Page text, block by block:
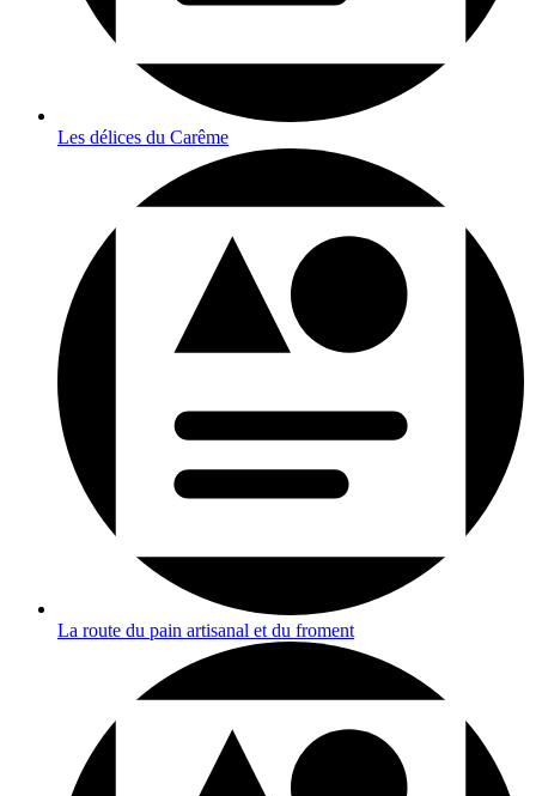
Les délices du Carême
La route du pain artisanal et du froment